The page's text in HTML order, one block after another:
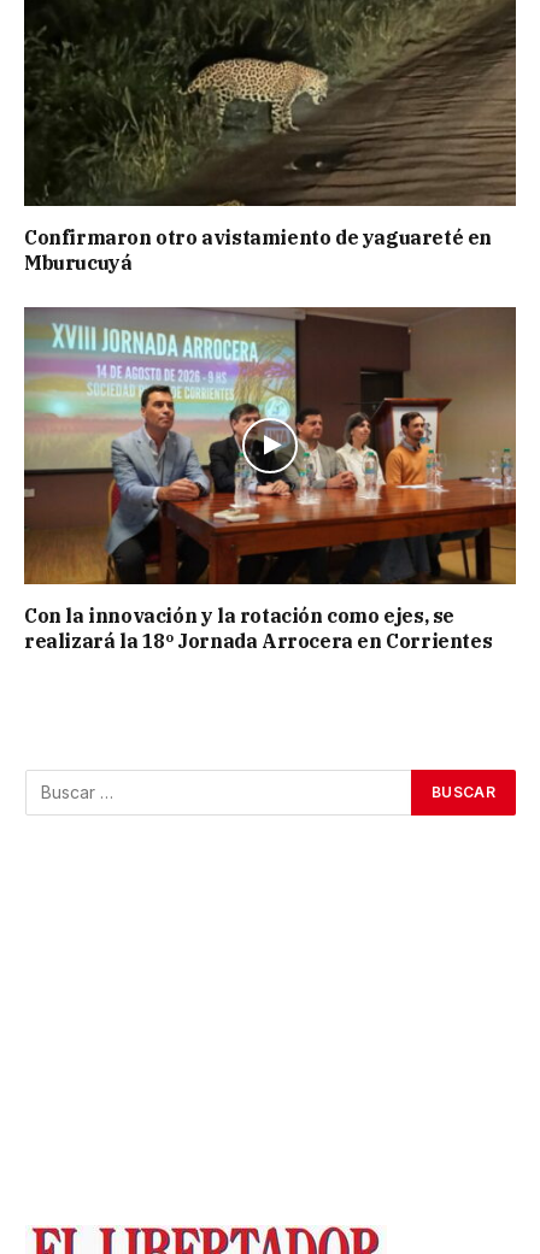
Confirmaron otro avistamiento de yaguareté en
Mburucuyá
Con la innovación y la rotación como ejes, se
realizará la 18º Jornada Arrocera en Corrientes